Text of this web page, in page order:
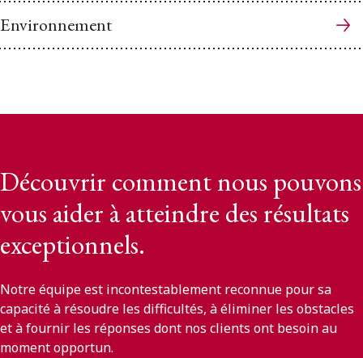
Environnement
Découvrir comment nous pouvons
vous aider à atteindre des résultats
exceptionnels.
Notre équipe est incontestablement reconnue pour sa
capacité à résoudre les difficultés, à éliminer les obstacles
et à fournir les réponses dont nos clients ont besoin au
moment opportun.